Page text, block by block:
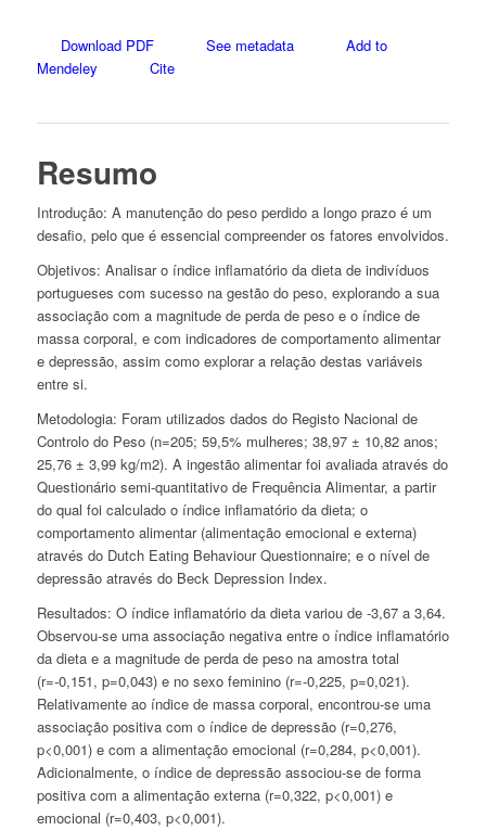
Download PDF See metadata
Add to
Mendeley
Cite
Resumo
Introdução: A manutenção do peso perdido a longo prazo é um
desafio, pelo que é essencial compreender os fatores envolvidos.
Objetivos: Analisar o índice inflamatório da dieta de indivíduos
portugueses com sucesso na gestão do peso, explorando a sua
associação com a magnitude de perda de peso e o índice de
massa corporal, e com indicadores de comportamento alimentar
e depressão, assim como explorar a relação destas variáveis
entre si.
Metodologia: Foram utilizados dados do Registo Nacional de
Controlo do Peso (n=205; 59,5% mulheres; 38,97 ± 10,82 anos;
25,76 ± 3,99 kg/m2). A ingestão alimentar foi avaliada através do
Questionário semi-quantitativo de Frequência Alimentar, a partir
do qual foi calculado o índice inflamatório da dieta; o
comportamento alimentar (alimentação emocional e externa)
através do Dutch Eating Behaviour Questionnaire; e o nível de
depressão através do Beck Depression Index.
Resultados: O índice inflamatório da dieta variou de -3,67 a 3,64.
Observou-se uma associação negativa entre o índice inflamatório
da dieta e a magnitude de perda de peso na amostra total
(r=-0,151, p=0,043) e no sexo feminino (r=-0,225, p=0,021).
Relativamente ao índice de massa corporal, encontrou-se uma
associação positiva com o índice de depressão (r=0,276,
p<0,001) e com a alimentação emocional (r=0,284, p<0,001).
Adicionalmente, o índice de depressão associou-se de forma
positiva com a alimentação externa (r=0,322, p<0,001) e
emocional (r=0,403, p<0,001).